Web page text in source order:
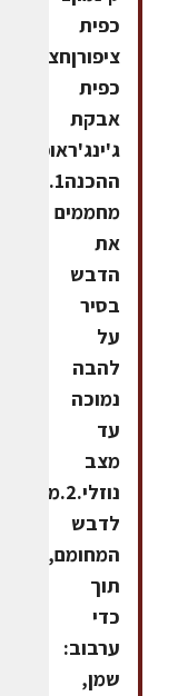
כפית
ציפורןחצי
כפית
אבקת
ג'ינג'ראופן
ההכנה1.
מחממים
את
הדבש
בסיר
על
להבה
נמוכה
עד
מצב
נוזלי.2.מוסיפים
לדבש
המחומם,
תוך
כדי
ערבוב:
שמן,